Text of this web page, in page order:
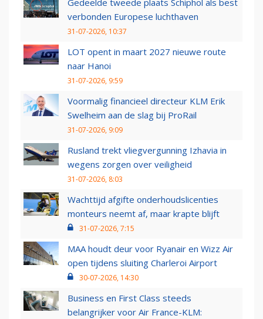
Gedeelde tweede plaats Schiphol als best
verbonden Europese luchthaven
31-07-2026, 10:37
LOT opent in maart 2027 nieuwe route
naar Hanoi
31-07-2026, 9:59
Voormalig financieel directeur KLM Erik
Swelheim aan de slag bij ProRail
31-07-2026, 9:09
Rusland trekt vliegvergunning Izhavia in
wegens zorgen over veiligheid
31-07-2026, 8:03
Wachttijd afgifte onderhoudslicenties
monteurs neemt af, maar krapte blijft
31-07-2026, 7:15
MAA houdt deur voor Ryanair en Wizz Air
open tijdens sluiting Charleroi Airport
30-07-2026, 14:30
Business en First Class steeds
belangrijker voor Air France-KLM: